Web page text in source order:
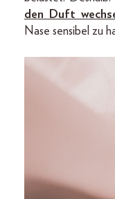
den Duft
Nase sensibel zu